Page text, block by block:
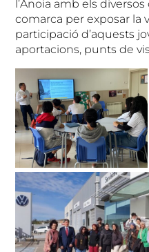
l’Anoia amb els
comarca per exposar la
participació d’aquests
aportacions, punts de